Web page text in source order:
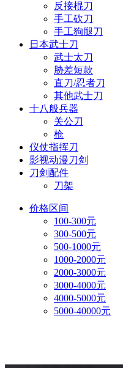
反接棍刀
手工砍刀
手工狗腿刀
日本武士刀
武士太刀
胁差短款
直刀/忍者刀
其他武士刀
十八般兵器
关公刀
枪
仪仗指挥刀
影视动漫刀剑
刀剑配件
刀架
价格区间
100-300元
300-500元
500-1000元
1000-2000元
2000-3000元
3000-4000元
4000-5000元
5000-40000元